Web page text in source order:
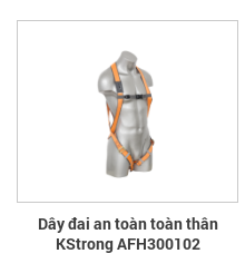
Dây đai an toàn toàn thân
KStrong AFH300102